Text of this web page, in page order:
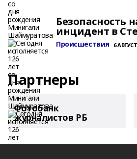
Безопасность
инцидент в
Происшествия 6
Партнеры
Фотобанк
журналистов РБ